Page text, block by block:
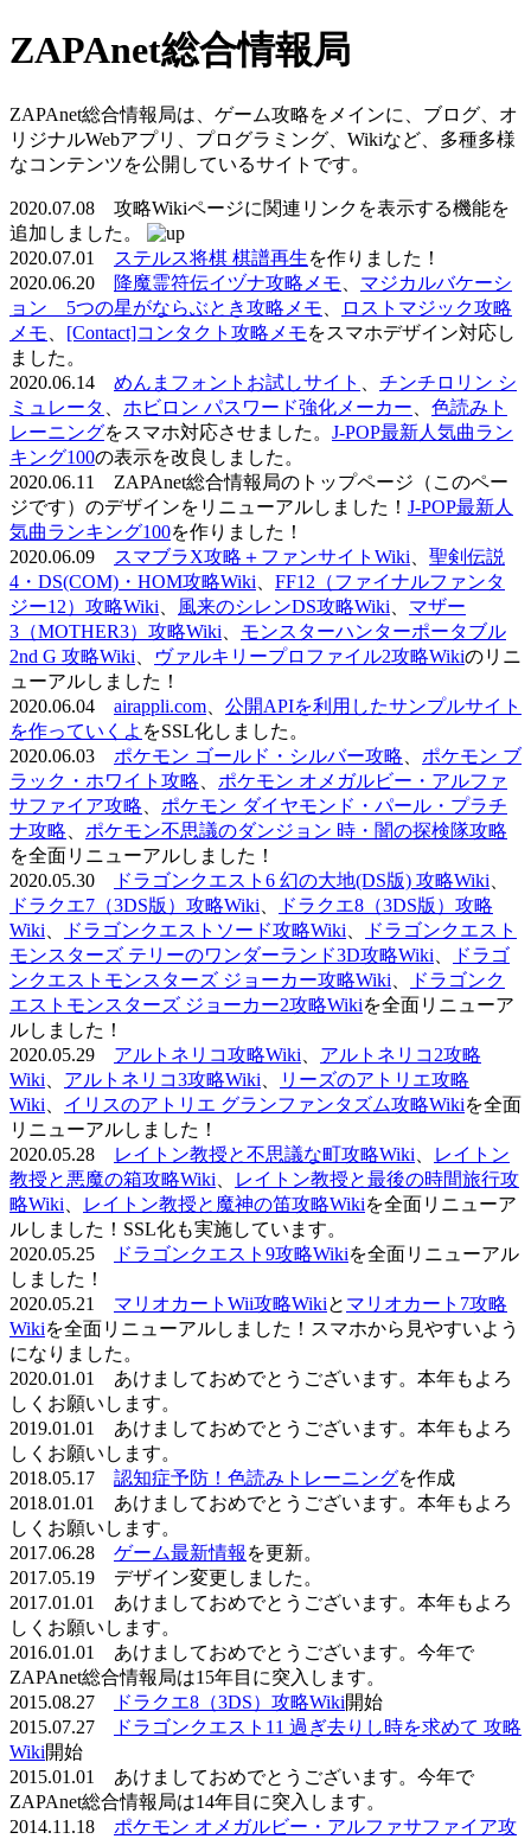
ZAPAnet総合情報局
ZAPAnet総合情報局は、ゲーム攻略をメインに、ブログ、オ
リジナルWebアプリ、プログラミング、Wikiなど、多種多様
なコンテンツを公開しているサイトです。
2020.07.08 攻略Wikiページに関連リンクを表示する機能を
追加しました。
2020.07.01
ステルス将棋 棋譜再生を作りました！
2020.06.20
降魔霊符伝イヅナ攻略メモ
マジカルバケーシ
ョン 5つの星がならぶとき攻略メモ
ロストマジック攻略
メモ
[Contact]コンタクト攻略メモをスマホデザイン対応し
ました。
2020.06.14 めんまフォントお試しサイト
チンチロリン シ
ミュレータ
ホビロン パスワード強化メーカー
色読みト
レーニングをスマホ対応させました。 J-POP最新人気曲ラン
キング100の表示を改良しました。
2020.06.11 ZAPAnet総合情報局のトップページ（このペー
ジです）のデザインをリニューアルしました！ J-POP最新人
気曲ランキング100を作りました！
2020.06.09
スマブラX攻略＋ファンサイトWiki
聖剣伝説
4・DS(COM)・HOM攻略Wiki
FF12（ファイナルファンタ
ジー12）攻略Wiki
風来のシレンDS攻略Wiki
マザー
3（MOTHER3）攻略Wiki
モンスターハンターポータブル
2nd G 攻略Wiki
ヴァルキリープロファイル2攻略Wikiのリニ
ューアルしました！
2020.06.04 airappli.com
公開APIを利用したサンプルサイト
を作っていくよ をSSL化しました。
2020.06.03 ポケモン ゴールド・シルバー攻略
ポケモン ブ
ラック・ホワイト攻略
ポケモン オメガルビー・アルファ
サファイア攻略
ポケモン ダイヤモンド・パール・プラチ
ナ攻略
ポケモン不思議のダンジョン 時・闇の探検隊攻略
を全面リニューアルしました！
2020.05.30
ドラゴンクエスト6 幻の大地(DS版) 攻略Wiki
ドラクエ7（3DS版）攻略Wiki
ドラクエ8（3DS版）攻略
Wiki
ドラゴンクエストソード攻略Wiki
ドラゴンクエスト
モンスターズ テリーのワンダーランド3D攻略Wiki
ドラゴ
ンクエストモンスターズ ジョーカー攻略Wiki
ドラゴンク
エストモンスターズ ジョーカー2攻略Wikiを全面リニューア
ルしました！
2020.05.29 アルトネリコ攻略Wiki
アルトネリコ2攻略
Wiki
アルトネリコ3攻略Wiki
リーズのアトリエ攻略
Wiki
イリスのアトリエ グランファンタズム攻略Wikiを全面
リニューアルしました！
2020.05.28
レイトン教授と不思議な町攻略Wiki
レイトン
教授と悪魔の箱攻略Wiki
レイトン教授と最後の時間旅行攻
略Wiki
レイトン教授と魔神の笛攻略Wikiを全面リニューア
ルしました！SSL化も実施しています。
2020.05.25
ドラゴンクエスト9攻略Wikiを全面リニューアル
しました！
2020.05.21 マリオカートWii攻略Wikiと マリオカート7攻略
Wikiを全面リニューアルしました！スマホから見やすいよう
になりました。
2020.01.01 あけましておめでとうございます。本年もよろ
しくお願いします。
2019.01.01 あけましておめでとうございます。本年もよろ
しくお願いします。
2018.05.17 認知症予防！色読みトレーニングを作成
2018.01.01 あけましておめでとうございます。本年もよろ
しくお願いします。
2017.06.28 ゲーム最新情報 を更新。
2017.05.19 デザイン変更しました。
2017.01.01 あけましておめでとうございます。本年もよろ
しくお願いします。
2016.01.01 あけましておめでとうございます。今年で
ZAPAnet総合情報局は15年目に突入します。
2015.08.27
ドラクエ8（3DS）攻略Wiki開始
2015.07.27
ドラゴンクエスト11 過ぎ去りし時を求めて 攻略
Wiki開始
2015.01.01 あけましておめでとうございます。今年で
ZAPAnet総合情報局は14年目に突入します。
2014.11.18 ポケモン オメガルビー・アルファサファイア攻